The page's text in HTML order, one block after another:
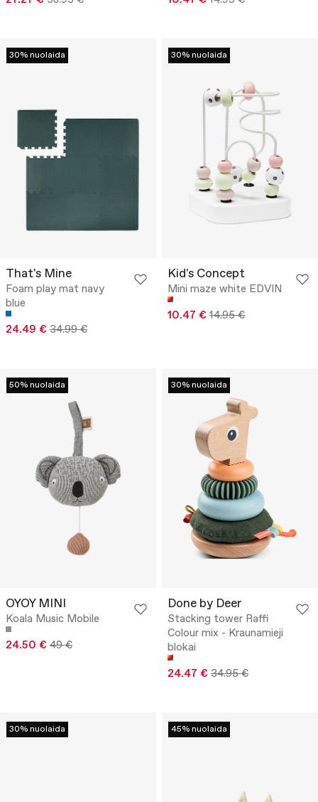
30% nuolaida
That's Mine
Foam play mat navy
blue
24.49 € 34.99 €
30% nuolaida
Kid's Concept
Mini maze white EDVIN
10.47 € 14.95 €
50% nuolaida
OYOY MINI
Koala Music Mobile
24.50 € 49 €
30% nuolaida
Done by Deer
Stacking tower Raffi
Colour mix - Kraunamieji
blokai
24.47 € 34.95 €
30% nuolaida 45% nuolaida